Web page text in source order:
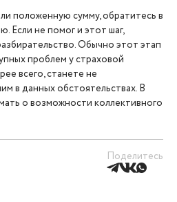
положенную сумму, обратитесь в
Если не помог и этот шаг,
Обычно этот этап
проблем у страховой
всего, станете не
в данных обстоятельствах. В
о возможности коллективного
Поделитесь